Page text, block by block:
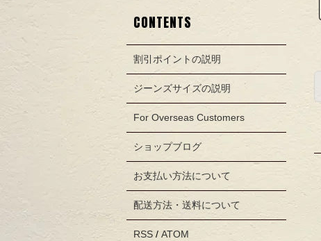
CONTENTS
割引ポイントの説明
ジーンズサイズの説明
For Overseas Customers
ショップブログ
お支払い方法について
配送方法・送料について
RSS / ATOM